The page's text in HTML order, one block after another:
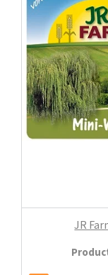
JR